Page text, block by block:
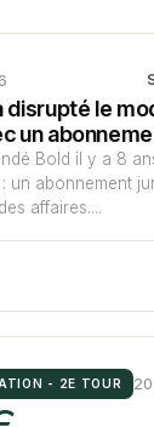
disrupté le
un
Bold il y a 8
un abonnement
affaires....
- 2E TOUR